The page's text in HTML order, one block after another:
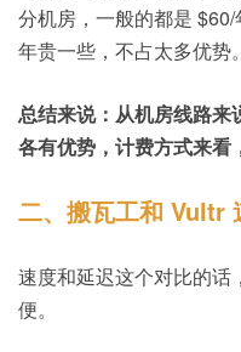
分机房，一般的都是
年贵一些，不占太多优势。
总结来说：从机房线路来
各有优势，计费方式来看
二、搬瓦工和 Vultr
速度和延迟这个对比的话
便。